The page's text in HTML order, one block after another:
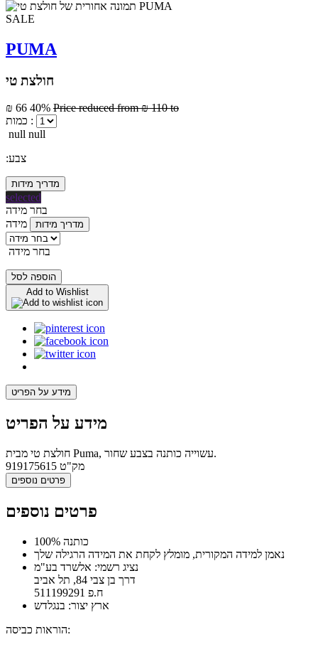
SALE
PUMA
חולצת טי
₪ 66 40% Price reduced from₪ 110 to
כמות :
null null
:צבע
מדריך מידות
selected
בחר מידה
מידה
מדריך מידות
בחר מידה
הוספה לסל
Add to Wishlist
מידע על הפריט
מידע על הפריט
חולצת טי מבית Puma, עשוייה כותנה בצבע שחור.
מק"ט 919175615
פרטים נוספים
פרטים נוספים
100% כותנה
נאמן למידה המקורית, מומלץ לקחת את המידה הרגילה שלך
נציג רשמי: אלשרד בע"מ
דרך בן צבי 84, תל אביב
ח.פ 511199291
ארץ יצור: בנגלדש
הוראות כביסה: